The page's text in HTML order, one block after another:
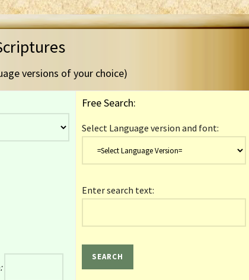
versions of your choice)
Free Search:
Select Language version and font:
Enter search text: